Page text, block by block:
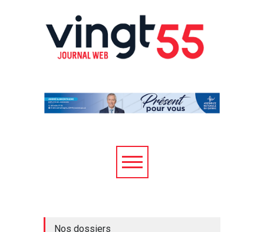
Nos dossiers